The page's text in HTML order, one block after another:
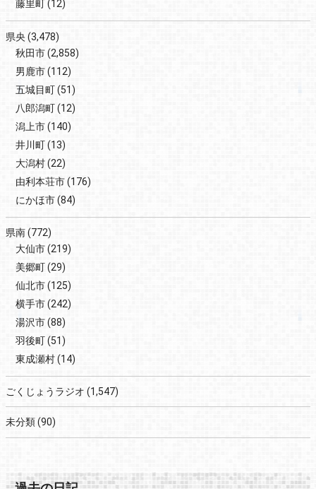
藤里町(12)
県央(3,478)
秋田市(2,858)
男鹿市(112)
五城目町(51)
八郎潟町(12)
潟上市(140)
井川町(13)
大潟村(22)
由利本荘市(176)
にかほ市(84)
県南(772)
大仙市(219)
美郷町(29)
仙北市(125)
横手市(242)
湯沢市(88)
羽後町(51)
東成瀬村(14)
ごくじょうラジオ (1,547)
未分類(90)